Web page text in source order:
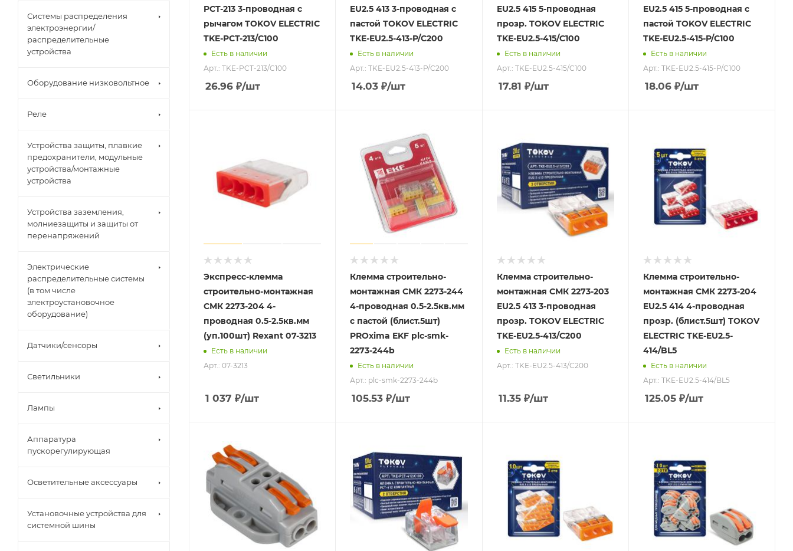
PCT-213 3-проводная с
рычагом TOKOV ELECTRIC
TKE-PCT-213/C100
Есть в наличии
Арт.: TKE-PCT-213/C100
26.96 ₽/шт
EU2.5 413 3-проводная с
пастой TOKOV ELECTRIC
TKE-EU2.5-413-P/C200
Есть в наличии
Арт.: TKE-EU2.5-413-P/C200
14.03 ₽/шт
EU2.5 415 5-проводная
прозр. TOKOV ELECTRIC
TKE-EU2.5-415/C100
Есть в наличии
Арт.: TKE-EU2.5-415/C100
17.81 ₽/шт
EU2.5 415 5-проводная с
пастой TOKOV ELECTRIC
TKE-EU2.5-415-P/C100
Есть в наличии
Арт.: TKE-EU2.5-415-P/C100
18.06₽/шт
Экспресс-клемма
строительно-монтажная
СМК 2273-204 4-
проводная 0.5-2.5кв.мм
(уп.100шт) Rexant 07-3213
Есть в наличии
Арт.: 07-3213
1 037 ₽/шт
Клемма строительно-
монтажная СМК 2273-244
4-проводная 0.5-2.5кв.мм
с пастой (блист.5шт)
PROxima EKF plc-smk-
2273-244b
Есть в наличии
Арт.: plc-smk-2273-244b
105.53 ₽/шт
Клемма строительно-
монтажная СМК 2273-203
EU2.5 413 3-проводная
прозр. TOKOV ELECTRIC
TKE-EU2.5-413/C200
Есть в наличии
Арт.: TKE-EU2.5-413/C200
11.35₽/шт
Клемма строительно-
монтажная СМК 2273-204
EU2.5 414 4-проводная
прозр. (блист.5шт) TOKOV
ELECTRIC TKE-EU2.5-
414/BL5
Есть в наличии
Арт.: TKE-EU2.5-414/BL5
125.05₽/шт
Системы распределения
электроэнергии/
распределительные
устройства
Оборудование низковольтное
Реле
Устройства защиты, плавкие
предохранители, модульные
устройства/монтажные
устройства
Устройства заземления,
молниезащиты и защиты от
перенапряжений
Электрические
распределительные системы
(в том числе
электроустановочное
оборудование)
Датчики/сенсоры
Светильники
Лампы
Аппаратура
пускорегулирующая
Осветительные аксессуары
Установочные устройства для
системной шины